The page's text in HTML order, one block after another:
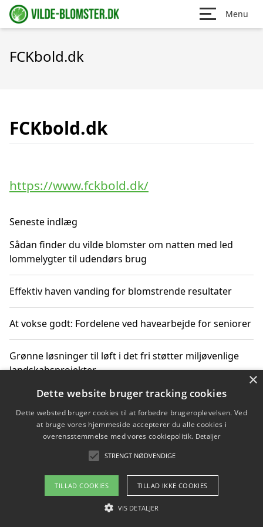
Menu
FCKbold.dk
FCKbold.dk
https://www.fckbold.dk/
Seneste indlæg
Sådan finder du vilde blomster om natten med led
lommelygter til udendørs brug
Effektiv haven vanding for blomstrende resultater
At vokse godt: Fordelene ved havearbejde for seniorer
Grønne løsninger til løft i det fri støtter miljøvenlige
landskabsprojekter
Gør haven til et frirum for familien og naturen
Copyright 2026 - Pilanto Aps
Om / kontakt
Blog Betingelser
×
Dette website bruger tracking cookies
Dette websted bruger cookies til at forbedre brugeroplevelsen. Ved
at bruge vores hjemmeside accepterer du alle cookies i
overensstemmelse med vores cookiepolitik. Detaljer
STRENGT NØDVENDIGE
TILLAD COOKIES TILLAD IKKE COOKIES
VIS DETALJER